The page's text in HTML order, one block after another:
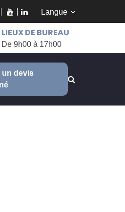
Langue
LIEUX DE BUREAU
De 9h00 à 17h00
un devis